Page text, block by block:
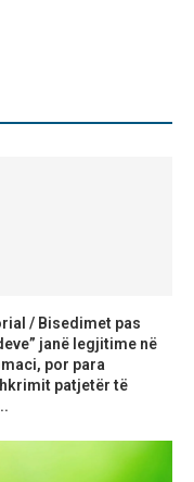
/ Bisedimet pas
janë legjitime në
por para
patjetër të